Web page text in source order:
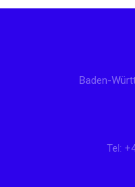
Baden-
Tel: